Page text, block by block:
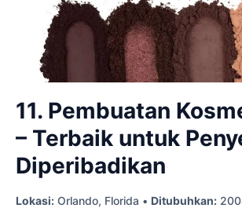
11. Pembuatan
– Terbaik untuk
Diperibadikan
Lokasi: Orlando, Florida • Ditubuhkan: